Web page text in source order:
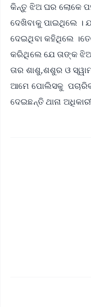
କିନ୍ତୁ ଝିଅ ଘର ଲୋକେ
ଦେଖିବାକୁ ପାଇଥିଲେ ।
ଦେଇଥିବା କହିଥିଲେ
କରିଥିଲେ ଯେ ତାଙ୍କ ଝିଅ
ତାର ଶାଶୁ,ଶଶୁର ଓ
ଆମେ ପୋଲିସକୁ
ଦେଇଛନ୍ତି ଥାନା